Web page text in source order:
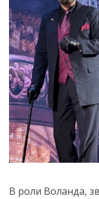
В роли Воланда,